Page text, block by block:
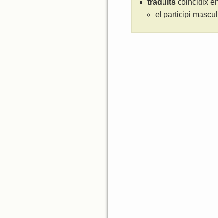
traduïts coincidix
el participi